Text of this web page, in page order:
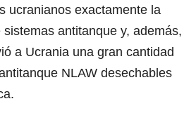
ucranianos exactamente la
antitanque y, además,
a Ucrania una gran cantidad
NLAW desechables